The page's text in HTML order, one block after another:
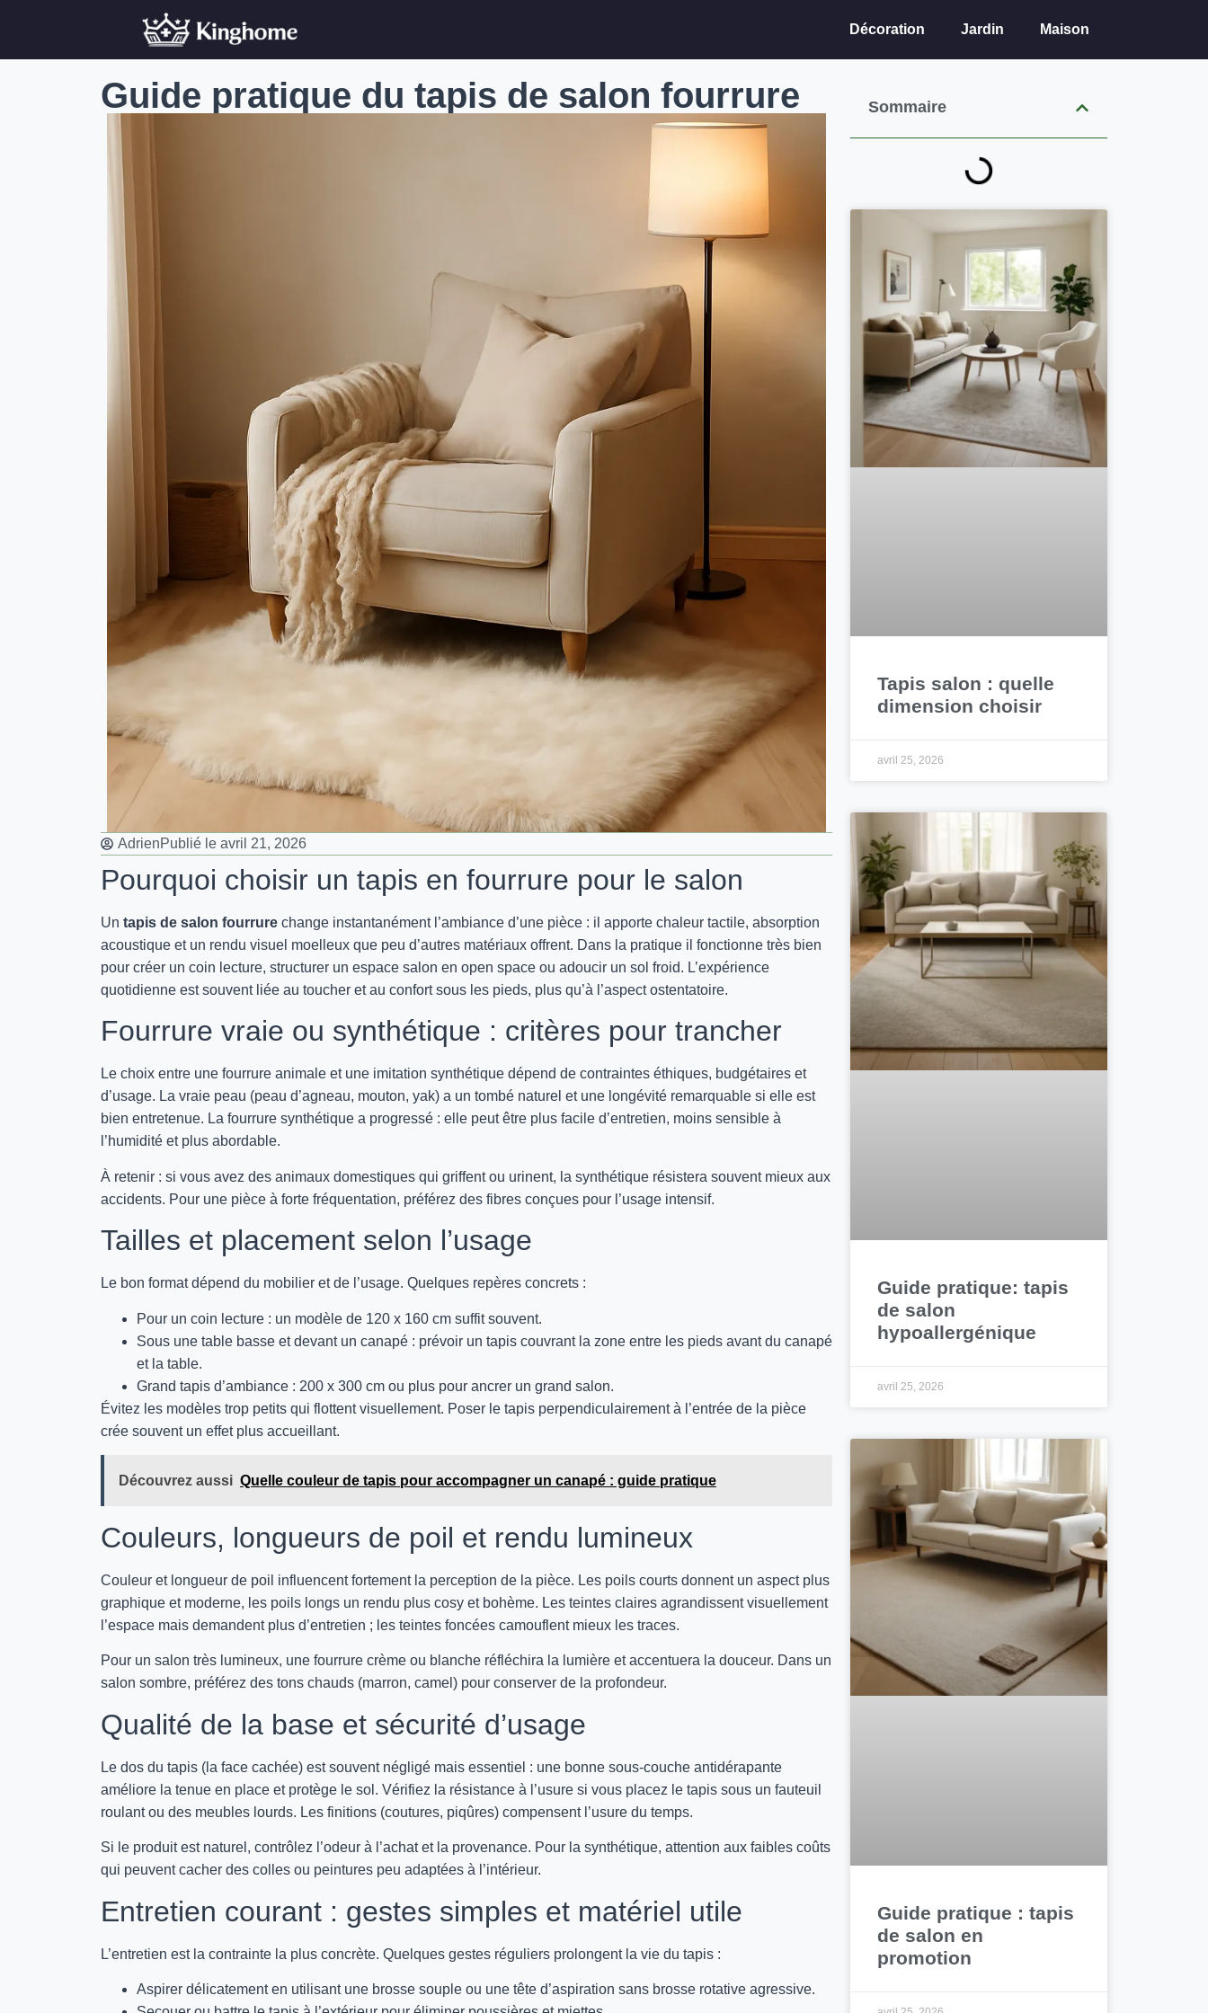
Décoration Jardin Maison
Sommaire
Tapis salon : quelle
dimension choisir
avril 25, 2026
Guide pratique: tapis
de salon
hypoallergénique
avril 25, 2026
Guide pratique : tapis
de salon en
promotion
Guide pratique du tapis de salon fourrure
AdrienPublié le avril 21, 2026
Pourquoi choisir un tapis en fourrure pour le salon
Un tapis de salon fourrure change instantanément l’ambiance d’une pièce : il apporte chaleur tactile, absorption
acoustique et un rendu visuel moelleux que peu d’autres matériaux offrent. Dans la pratique il fonctionne très bien
pour créer un coin lecture, structurer un espace salon en open space ou adoucir un sol froid. L’expérience
quotidienne est souvent liée au toucher et au confort sous les pieds, plus qu’à l’aspect ostentatoire.
Fourrure vraie ou synthétique : critères pour trancher
Le choix entre une fourrure animale et une imitation synthétique dépend de contraintes éthiques, budgétaires et
d’usage. La vraie peau (peau d’agneau, mouton, yak) a un tombé naturel et une longévité remarquable si elle est
bien entretenue. La fourrure synthétique a progressé : elle peut être plus facile d’entretien, moins sensible à
l’humidité et plus abordable.
À retenir : si vous avez des animaux domestiques qui griffent ou urinent, la synthétique résistera souvent mieux aux
accidents. Pour une pièce à forte fréquentation, préférez des fibres conçues pour l’usage intensif.
Tailles et placement selon l’usage
Le bon format dépend du mobilier et de l’usage. Quelques repères concrets :
Pour un coin lecture : un modèle de 120 x 160 cm suffit souvent.
Sous une table basse et devant un canapé : prévoir un tapis couvrant la zone entre les pieds avant du canapé
et la table.
Grand tapis d’ambiance : 200 x 300 cm ou plus pour ancrer un grand salon.
Évitez les modèles trop petits qui flottent visuellement. Poser le tapis perpendiculairement à l’entrée de la pièce
crée souvent un effet plus accueillant.
Découvrez aussi Quelle couleur de tapis pour accompagner un canapé : guide pratique
Couleurs, longueurs de poil et rendu lumineux
Couleur et longueur de poil influencent fortement la perception de la pièce. Les poils courts donnent un aspect plus
graphique et moderne, les poils longs un rendu plus cosy et bohème. Les teintes claires agrandissent visuellement
l’espace mais demandent plus d’entretien ; les teintes foncées camouflent mieux les traces.
Pour un salon très lumineux, une fourrure crème ou blanche réfléchira la lumière et accentuera la douceur. Dans un
salon sombre, préférez des tons chauds (marron, camel) pour conserver de la profondeur.
Qualité de la base et sécurité d’usage
Le dos du tapis (la face cachée) est souvent négligé mais essentiel : une bonne sous-couche antidérapante
améliore la tenue en place et protège le sol. Vérifiez la résistance à l’usure si vous placez le tapis sous un fauteuil
roulant ou des meubles lourds. Les finitions (coutures, piqûres) compensent l’usure du temps.
Si le produit est naturel, contrôlez l’odeur à l’achat et la provenance. Pour la synthétique, attention aux faibles coûts
qui peuvent cacher des colles ou peintures peu adaptées à l’intérieur.
Entretien courant : gestes simples et matériel utile
L’entretien est la contrainte la plus concrète. Quelques gestes réguliers prolongent la vie du tapis :
Aspirer délicatement en utilisant une brosse souple ou une tête d’aspiration sans brosse rotative agressive.